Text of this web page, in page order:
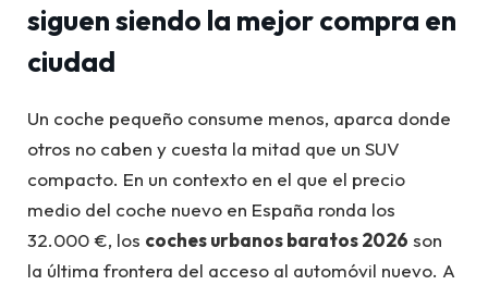
siguen siendo la mejor compra en
ciudad
Un coche pequeño consume menos, aparca donde
otros no caben y cuesta la mitad que un SUV
compacto. En un contexto en el que el precio
medio del coche nuevo en España ronda los
32.000 €, los coches urbanos baratos 2026 son
la última frontera del acceso al automóvil nuevo. A